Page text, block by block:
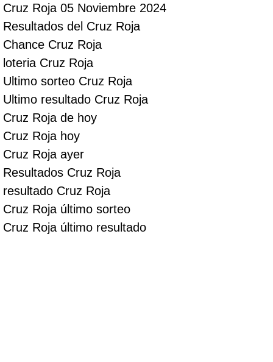
Cruz Roja 05 Noviembre 2024
Resultados del Cruz Roja
Chance Cruz Roja
loteria Cruz Roja
Ultimo sorteo Cruz Roja
Ultimo resultado Cruz Roja
Cruz Roja de hoy
Cruz Roja hoy
Cruz Roja ayer
Resultados Cruz Roja
resultado Cruz Roja
Cruz Roja último sorteo
Cruz Roja último resultado